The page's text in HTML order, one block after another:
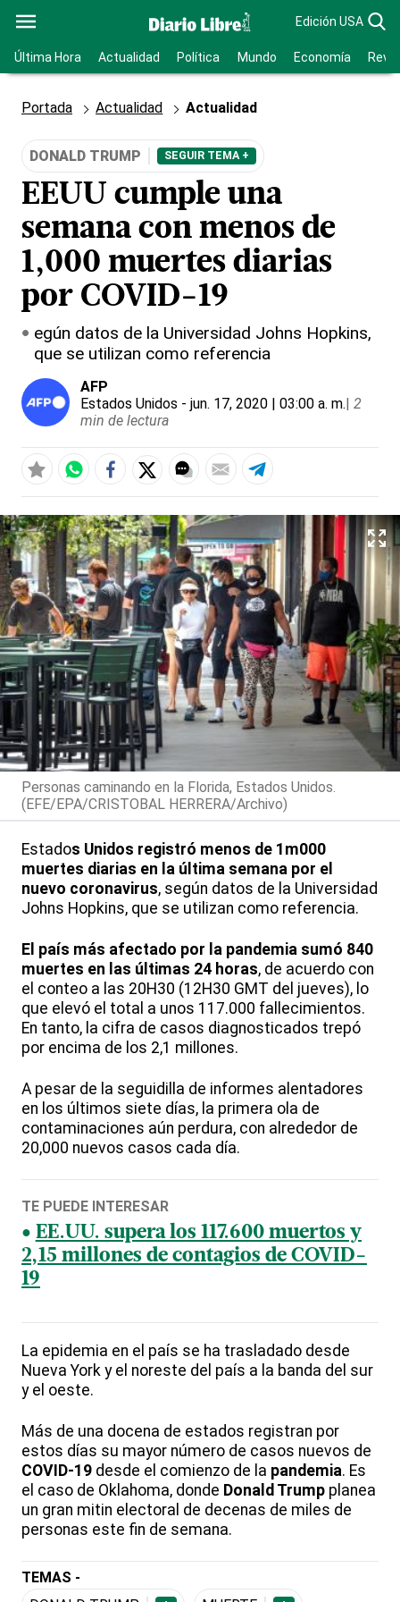
Edición USA
Última Hora Actualidad Política Mundo Economía
Portada Actualidad Actualidad
DONALD TRUMP SEGUIR TEMA +
EEUU cumple una
semana con menos de
1,000 muertes diarias
por COVID-19
egún datos de la Universidad Johns Hopkins,
que se utilizan como referencia
AFP
Estados Unidos - jun. 17, 2020 | 03:00 a. m.| 2
min de lectura
Personas caminando en la Florida, Estados Unidos.
(EFE/EPA/CRISTOBAL HERRERA/Archivo)
Estados Unidos registró menos de 1m000
muertes diarias en la última semana por el
nuevo coronavirus, según datos de la Universidad
Johns Hopkins, que se utilizan como referencia.
El país más afectado por la pandemia sumó 840
muertes en las últimas 24 horas, de acuerdo con
el conteo a las 20H30 (12H30 GMT del jueves), lo
que elevó el total a unos 117.000 fallecimientos.
En tanto, la cifra de casos diagnosticados trepó
por encima de los 2,1 millones.
A pesar de la seguidilla de informes alentadores
en los últimos siete días, la primera ola de
contaminaciones aún perdura, con alrededor de
20,000 nuevos casos cada día.
TE PUEDE INTERESAR
EE.UU. supera los 117.600 muertos y
2,15 millones de contagios de COVID-
19
La epidemia en el país se ha trasladado desde
Nueva York y el noreste del país a la banda del sur
y el oeste.
Más de una docena de estados registran por
estos días su mayor número de casos nuevos de
COVID-19 desde el comienzo de la pandemia. Es
el caso de Oklahoma, donde Donald Trump planea
un gran mitin electoral de decenas de miles de
personas este fin de semana.
TEMAS -